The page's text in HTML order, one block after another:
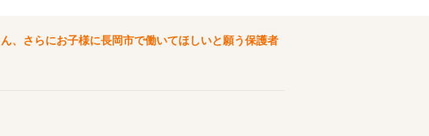
、さらにお子様に長岡市で働いてほしいと願う保護者